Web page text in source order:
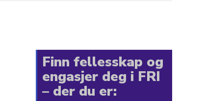
Finn fellesskap og
engasjer deg i FRI
– der du er: